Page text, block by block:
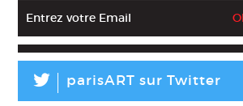
L parisART sur Twitter